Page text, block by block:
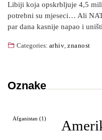
Libiji koja opskrbljuje 4,5
potrebni su mjeseci… Ali
par dana kasnije napao i
Categories: arhiv,znanost
Oznake
Afganistan (1)